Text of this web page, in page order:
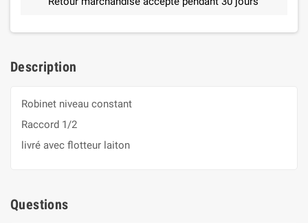
Description
Robinet niveau constant
Raccord 1/2
livré avec flotteur laiton
Questions